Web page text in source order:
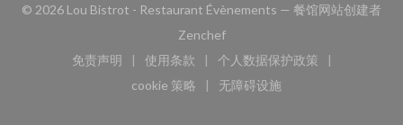
© 2026 Lou Bistrot - Restaurant Évènements — 餐馆网站创建者
Zenchef((在新窗口中打开))
免责声明
((在新窗口中打开))
使用条款
((在新窗口中打开))
个人数据保护政策
((在新窗口中打开))
cookie 策略
((在新窗口中打开))
无障碍设施
((在新窗口中打开))